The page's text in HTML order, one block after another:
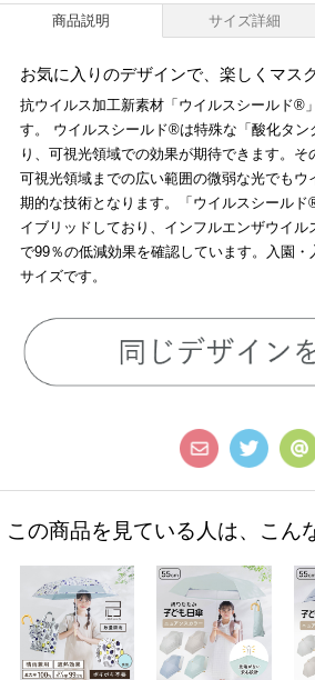
商品説明 サイズ詳細
お気に入りのデザインで、楽しくマス
抗ウイルス加工新素材「ウイルスシールド®
す。 ウイルスシールド®は特殊な「酸化タン
り、可視光領域での効果が期待できます。そ
可視光領域までの広い範囲の微弱な光でもウ
期的な技術となります。「ウイルスシール
イブリッドしており、インフルエンザウイル
で99％の低減効果を確認しています。入園
サイズです。
この商品を見ている人は、こん